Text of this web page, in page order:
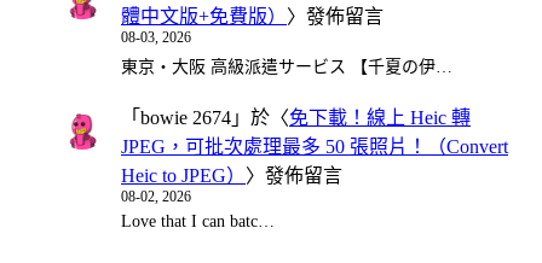
體中文版+免費版） 〉發佈留言
08-03, 2026
東京・大阪 高級派遣サービス 【千夏の伊…
「 bowie 2674 」於〈免下載！線上 Heic 轉
JPEG，可批次處理最多 50 張照片！（Convert
Heic to JPEG） 〉發佈留言
08-02, 2026
Love that I can batc…